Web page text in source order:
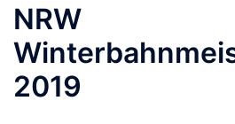
NRW
2019